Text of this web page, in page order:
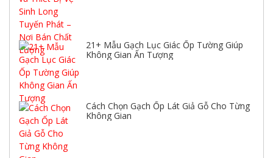
21+ Mẫu Gạch Lục Giác Ốp Tường Giúp
Không Gian Ấn Tượng
Cách Chọn Gạch Ốp Lát Giả Gỗ Cho Từng
Không Gian